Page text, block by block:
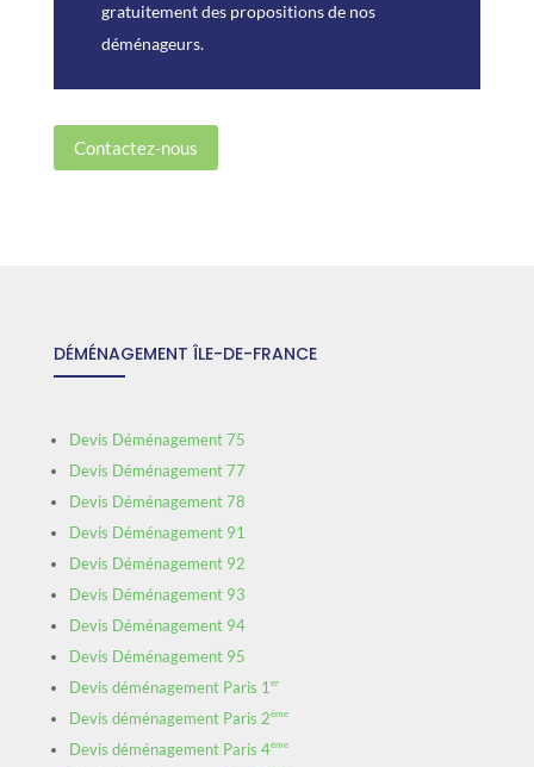
gratuitement des propositions de nos
déménageurs.
Contactez-nous
DÉMÉNAGEMENT ÎLE-DE-FRANCE
Devis Déménagement 75
Devis Déménagement 77
Devis Déménagement 78
Devis Déménagement 91
Devis Déménagement 92
Devis Déménagement 93
Devis Déménagement 94
Devis Déménagement 95
Devis déménagement Paris 1er
Devis déménagement Paris 2ème
Devis déménagement Paris 4ème